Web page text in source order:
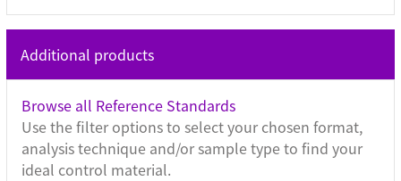
Additional products
Browse all Reference Standards
Use the filter options to select your chosen format,
analysis technique and/or sample type to find your
ideal control material.